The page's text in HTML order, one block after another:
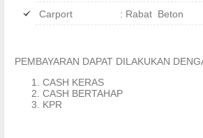
Carport : Rabat Beton
PEMBAYARAN DAPAT DILAKUKAN
CASH KERAS
CASH BERTAHAP
KPR